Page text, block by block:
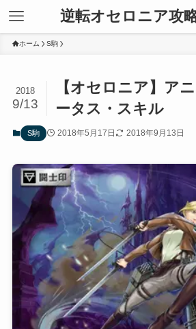
逆転オセロニア攻
ホーム S駒
【オセロニア】ア
ータス・スキル
2018
9/13
S駒 2018年5月17日 2018年9月13日